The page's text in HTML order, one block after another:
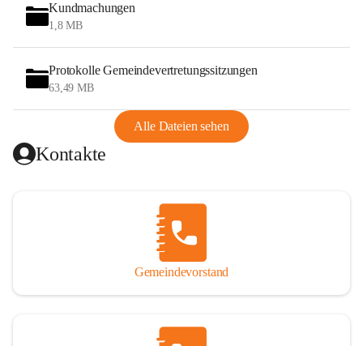
Kundmachungen
1,8 MB
Protokolle Gemeindevertretungssitzungen
63,49 MB
Alle Dateien sehen
Kontakte
Gemeindevorstand